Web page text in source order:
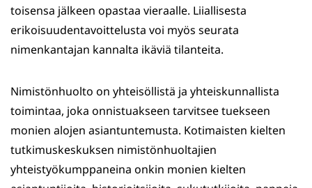
toisensa jälkeen opastaa vieraalle. Liiallisesta
erikoisuudentavoittelusta voi myös seurata
nimenkantajan kannalta ikäviä tilanteita.
Nimistönhuolto on yhteisöllistä ja yhteiskunnallista
toimintaa, joka onnistuakseen tarvitsee tuekseen
monien alojen asiantuntemusta. Kotimaisten kielten
tutkimuskeskuksen nimistönhuoltajien
yhteistyökumppaneina onkin monien kielten